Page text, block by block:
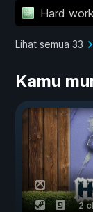
Hard work
Lihat semua 33
Kamu
2